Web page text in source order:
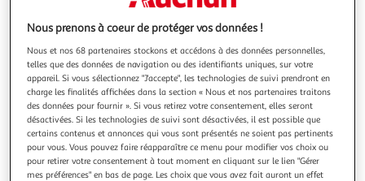
4.5 (2)
Nous prenons à coeur de protéger vos données !
Nous et nos 68 partenaires stockons et accédons à des données personnelles,
telles que des données de navigation ou des identifiants uniques, sur votre
appareil. Si vous sélectionnez "J'accepte", les technologies de suivi prendront en
charge les finalités affichées dans la section « Nous et nos partenaires traitons
des données pour fournir ». Si vous retirez votre consentement, elles seront
désactivées. Si les technologies de suivi sont désactivées, il est possible que
certains contenus et annonces qui vous sont présentés ne soient pas pertinents
pour vous. Vous pouvez faire réapparaître ce menu pour modifier vos choix ou
pour retirer votre consentement à tout moment en cliquant sur le lien "Gérer
mes préférences" en bas de page. Les choix que vous avez fait auront un effet